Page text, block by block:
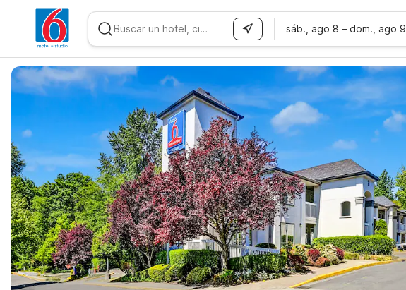
WIZARD MEMBER
sáb., ago 8 – dom., ago 9